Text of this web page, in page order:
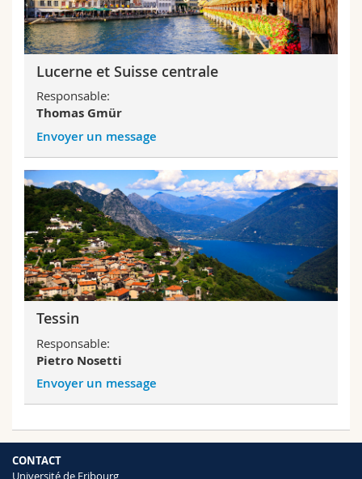
Lucerne et Suisse centrale
Responsable:
Thomas Gmür
Envoyer un message
Tessin
Responsable:
Pietro Nosetti
Envoyer un message
CONTACT
Université de Fribourg